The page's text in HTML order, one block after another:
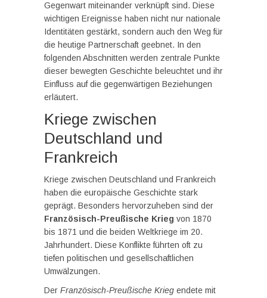
Gegenwart miteinander verknüpft sind. Diese
wichtigen Ereignisse haben nicht nur nationale
Identitäten gestärkt, sondern auch den Weg für
die heutige Partnerschaft geebnet. In den
folgenden Abschnitten werden zentrale Punkte
dieser bewegten Geschichte beleuchtet und ihr
Einfluss auf die gegenwärtigen Beziehungen
erläutert.
Kriege zwischen
Deutschland und
Frankreich
Kriege zwischen Deutschland und Frankreich
haben die europäische Geschichte stark
geprägt. Besonders hervorzuheben sind der
Französisch-Preußische Krieg von 1870
bis 1871 und die beiden Weltkriege im 20.
Jahrhundert. Diese Konflikte führten oft zu
tiefen politischen und gesellschaftlichen
Umwälzungen.
Der Französisch-Preußische Krieg endete mit